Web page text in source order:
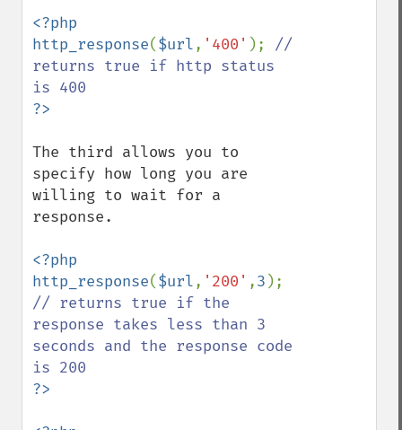
<?php
http_response($url, '400' ); //
returns true if http status
The third allows you to
specify how long you are
willing to wait for a
response.
<?php
http_response($url, '200' ,3
// returns true if the
response takes less than 3
seconds and the response code